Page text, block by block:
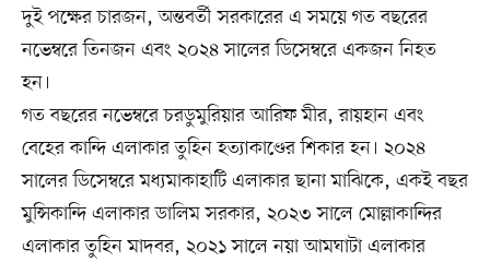
দুই পক্ষের চারজন, অন্তবর্তী সরকারের এ সময়ে গত বছরের
নভেম্বরে তিনজন এবং ২০২৪ সালের ডিসেম্বরে একজন নিহত
হন।
গত বছরের নভেম্বরে চরডুমুরিয়ার আরিফ মীর, রায়হান এবং
বেহের কান্দি এলাকার তুহিন হত্যাকাণ্ডের শিকার হন। ২০২৪
সালের ডিসেম্বরে মধ্যমাকাহাটি এলাকার ছানা মাঝিকে, একই বছর
মুন্সিকান্দি এলাকার ডালিম সরকার, ২০২৩ সালে মোল্লাকান্দির
এলাকার তুহিন মাদবর, ২০২১ সালে নয়া আমঘাটা এলাকার